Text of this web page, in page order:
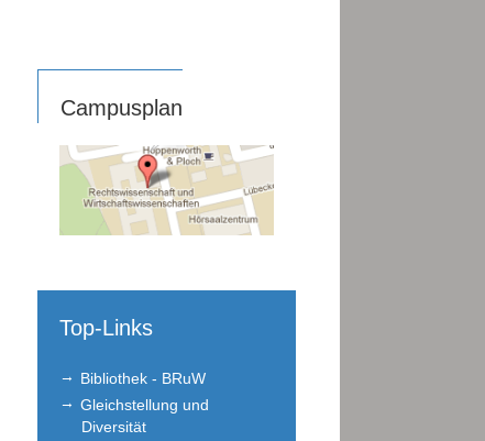
Campusplan
Top-Links
Bibliothek - BRuW
Gleichstellung und
Diversität